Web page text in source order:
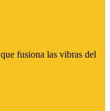
fusiona las vibras del